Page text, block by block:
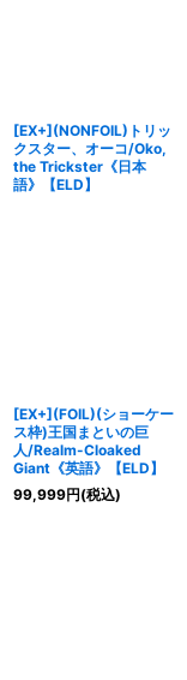
[EX+](NONFOIL)トリッ
クスター、オーコ/Oko,
the Trickster《日本
語》【ELD】
[EX+](FOIL)(ショーケー
ス枠)王国まといの巨
人/Realm-Cloaked
Giant《英語》【ELD】
99,999円(税込)